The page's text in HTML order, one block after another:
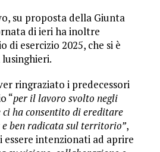
su proposta della Giunta
di ieri ha inoltre
di esercizio 2025, che si è
ringraziato i predecessori
“per il lavoro svolto negli
ha consentito di ereditare
ben radicata sul territorio”,
intenzionati ad aprire